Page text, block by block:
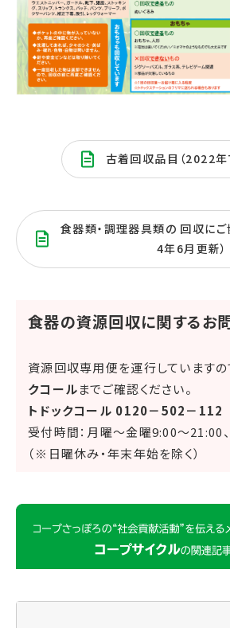
古着回収品目（2022年
食器類・調理器具類の 回収にご
4年6月更新）
食器の資源回収に関するお
資源回収専用便を運行していますの
クコールまでご確認ください。
トドックコール 0120－502－112
受付時間：月曜～金曜9:00～21:00
（※日曜休み・年末年始を除く）